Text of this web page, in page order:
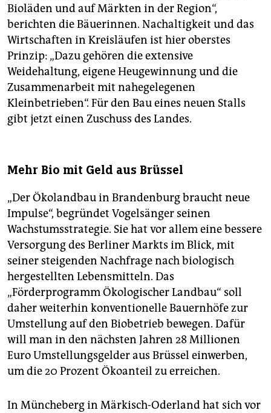
Bioläden und auf Märkten in der Region“,
berichten die Bäuerinnen. Nachaltigkeit und das
Wirtschaften in Kreisläufen ist hier oberstes
Prinzip: „Dazu gehören die extensive
Weidehaltung, eigene Heugewinnung und die
Zusammenarbeit mit nahegelegenen
Kleinbetrieben“. Für den Bau eines neuen Stalls
gibt jetzt einen Zuschuss des Landes.
Mehr Bio mit Geld aus Brüssel
„Der Ökolandbau in Brandenburg braucht neue
Impulse“, begründet Vogelsänger seinen
Wachstumsstrategie. Sie hat vor allem eine bessere
Versorgung des Berliner Markts im Blick, mit
seiner steigenden Nachfrage nach biologisch
hergestellten Lebensmitteln. Das
„Förderprogramm Ökologischer Landbau“ soll
daher weiterhin konventionelle Bauernhöfe zur
Umstellung auf den Biobetrieb bewegen. Dafür
will man in den nächsten Jahren 28 Millionen
Euro Umstellungsgelder aus Brüssel einwerben,
um die 20 Prozent Ökoanteil zu erreichen.
In Müncheberg in Märkisch-Oderland hat sich vor